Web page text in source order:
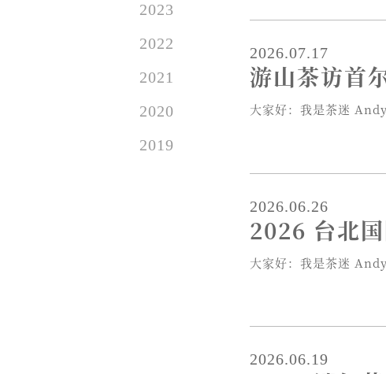
2023
2022
2021
2020
2019
2026.07.17
游山茶访首
大家好：我是茶迷
2026.06.26
2026 台北
大家好：我是茶迷
2026.06.19